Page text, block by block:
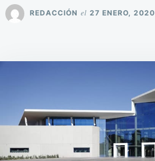
REDACCIÓN el 27 ENERO, 2020